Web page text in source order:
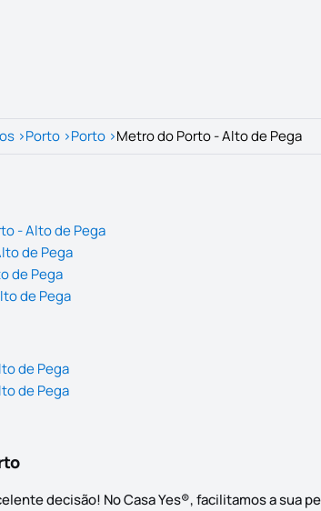
>Porto >Porto >Metro do Porto - Alto de Pega
- Alto de Pega
de Pega
de Pega
de Pega
de Pega
de Pega
decisão! No Casa Yes®, facilitamos a